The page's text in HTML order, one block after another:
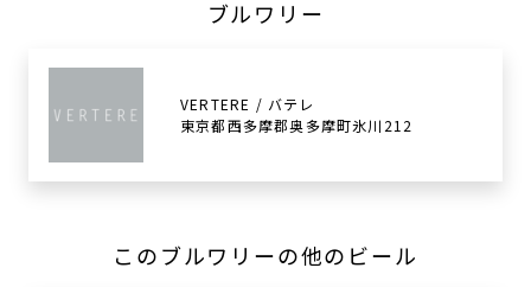
ブルワリー
VERTERE / バテレ
東京都西多摩郡奥多摩町氷川212
このブルワリーの他のビール